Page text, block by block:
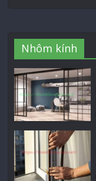
Nhôm kính